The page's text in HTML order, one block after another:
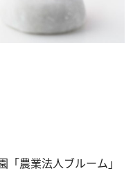
農業法人ブルーム」